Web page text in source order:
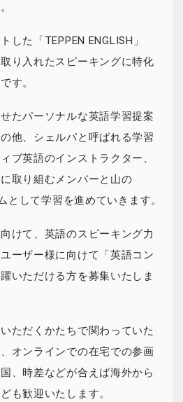
した「TEPPEN ENGLISH」
り入れたスピーキングに特化
す。
たパーソナルな英語学習提案
他、シェルパと呼ばれる学習
ブ英語のインストラクター、
取り組むメンバーと山の
として学習を進めていきます。
けて、英語のスピーキング力
ーザー様に向けて「英語コン
いただける方を募集いたしま
ただくかたちで関わっていた
オンラインでの在宅での参画
、時差などが合えば海外から
も歓迎いたします。